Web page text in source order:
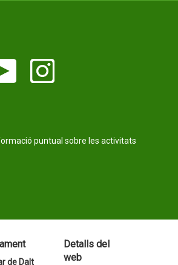
puntual sobre les activitats
de Dalt
Detalls del
web